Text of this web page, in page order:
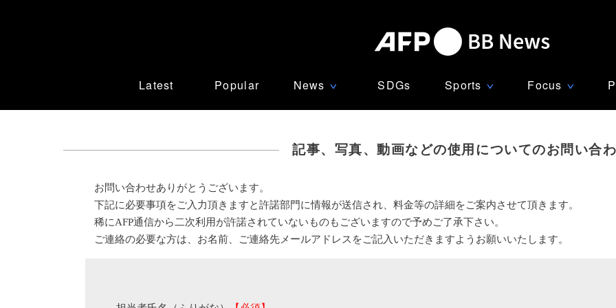
Latest Popular News ∨ SDGs Sports ∨ Focus ∨
記事、写真、動画などの使用についてのお問い合
お問い合わせありがとうございます。
下記に必要事項をご入力頂きますと許諾部門に情報が送信され、料金等の詳細をご案内させて頂きます。
稀にAFP通信から二次利用が許諾されていないものもございますので予めご了承下さい。
ご連絡の必要な方は、お名前、ご連絡先メールアドレスをご記入いただきますようお願いいたします。